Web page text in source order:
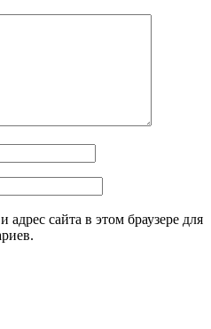
сайта в этом браузере для